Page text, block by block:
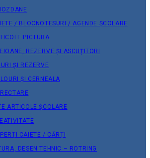
/ BLOCNOTESURI / AGENDE ȘCOLARE
PICTURA
REZERVE ȘI ASCUȚITORI
ȘI REZERVE
ȘI CERNEALA
ARTICOLE ȘCOLARE
CAIETE / CĂRȚI
DESEN TEHNIC – ROTRING